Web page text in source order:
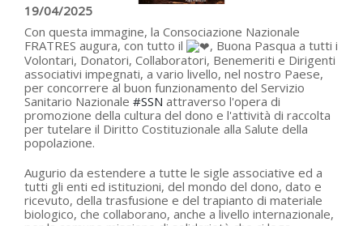
19/04/2025
Con questa immagine, la Consociazione Nazionale
FRATRES augura, con tutto il
, Buona Pasqua a tutti i
Volontari, Donatori, Collaboratori, Benemeriti e Dirigenti
associativi impegnati, a vario livello, nel nostro Paese,
per concorrere al buon funzionamento del Servizio
Sanitario Nazionale #SSN attraverso l'opera di
promozione della cultura del dono e l'attività di raccolta
per tutelare il Diritto Costituzionale alla Salute della
popolazione.
Augurio da estendere a tutte le sigle associative ed a
tutti gli enti ed istituzioni, del mondo del dono, dato e
ricevuto, della trasfusione e del trapianto di materiale
biologico, che collaborano, anche a livello internazionale,